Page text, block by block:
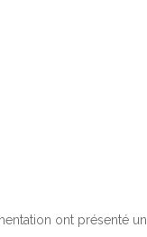
ont présenté un